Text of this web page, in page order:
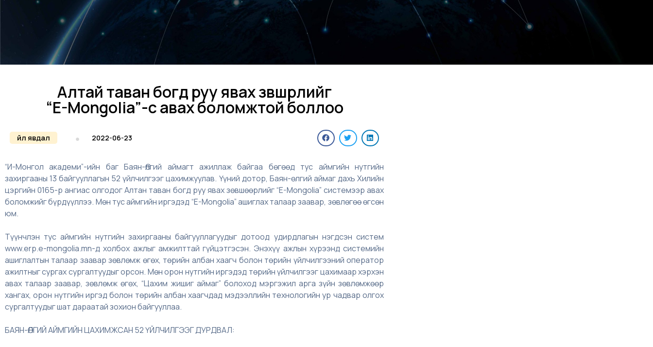
Алтай таван богд руу явах зөвшөөрлийг
“E-Mongolia”-с авах боломжтой боллоо
Үйл явдал 2022-06-23
“И-Монгол академи”-ийн баг Баян-Өлгий аймагт ажиллаж байгаа бөгөөд тус аймгийн нутгийн
захиргааны 13 байгууллагын 52 үйлчилгээг цахимжуулав. Үүний дотор, Баян-өлгий аймаг дахь Хилийн
цэргийн 0165-р ангиас олгодог Алтан таван богд руу явах зөвшөөрлийг “E-Mongolia” системээр авах
боломжийг бүрдүүллээ. Мөн тус аймгийн иргэдэд “E-Mongolia” ашиглах талаар заавар, зөвлөгөө өгсөн
юм.
Түүнчлэн тус аймгийн нутгийн захиргааны байгууллагуудыг дотоод удирдлагын нэгдсэн систем
www.erp.e-mongolia.mn-д холбох ажлыг амжилттай гүйцэтгэсэн. Энэхүү ажлын хүрээнд системийн
ашиглалтын талаар заавар зөвлөмж өгөх, төрийн албан хаагч болон төрийн үйлчилгээний оператор
ажилтныг сургах сургалтуудыг орсон. Мөн орон нутгийн иргэдэд төрийн үйлчилгээг цахимаар хэрхэн
авах талаар заавар, зөвлөмж өгөх, “Цахим жишиг аймаг” болоход мэргэжил арга зүйн зөвлөмжөөр
хангах, орон нутгийн иргэд болон төрийн албан хаагчдад мэдээллийн технологийн ур чадвар олгох
сургалтуудыг шат дараатай зохион байгууллаа.
БАЯН-ӨЛГИЙ АЙМГИЙН ЦАХИМЖСАН 52 ҮЙЛЧИЛГЭЭГ ДУРДВАЛ: